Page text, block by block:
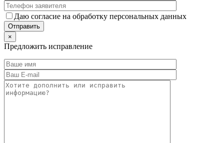
Даю согласие на обработку персональных данных
×
Предложить исправление